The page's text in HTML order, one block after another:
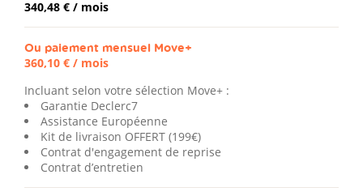
340,48 € / mois
Ou paiement mensuel Move+
360,10 € / mois
Incluant selon votre sélection Move+ :
Garantie Declerc7
Assistance Européenne
Kit de livraison OFFERT (199€)
Contrat d'engagement de reprise
Contrat d’entretien